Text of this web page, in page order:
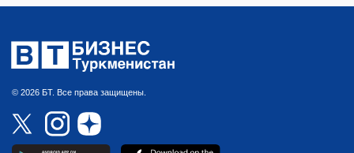
© 2026 БТ. Все права защищены.